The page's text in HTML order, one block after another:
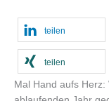
teilen
teilen
Mal Hand aufs